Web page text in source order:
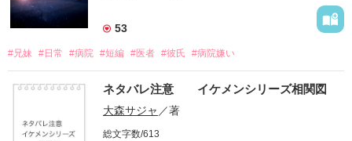
53
#兄妹 #日常 #病院 #短編 #医者 #彼氏 #病院嫌い
ネタバレ注意 イケメンシリーズ相関図
大森サジャ ／著
総文字数/613